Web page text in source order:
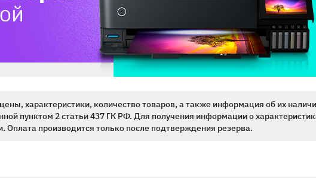
характеристики, количество товаров, а также информация об их
пунктом 2 статьи 437 ГК РФ. Для получения информации о
производится только после подтверждения резерва.